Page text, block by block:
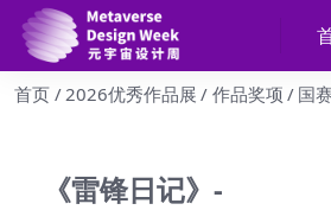
首页 2026优秀作品展 作品奖项 国
《雷锋日记》-